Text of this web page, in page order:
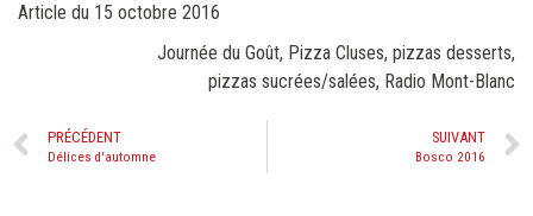
Article du 15 octobre 2016
Journée du Goût, Pizza Cluses, pizzas desserts,
pizzas sucrées/salées, Radio Mont-Blanc
PRÉCÉDENT
Délices d'automne
SUIVANT
Bosco 2016